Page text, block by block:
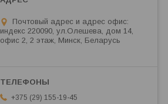
Почтовый адрес и адрес офис:
индекс 220090, ул.Олешева, дом 14,
офис 2, 2 этаж, Минск, Беларусь
+375 (29) 155-19-45